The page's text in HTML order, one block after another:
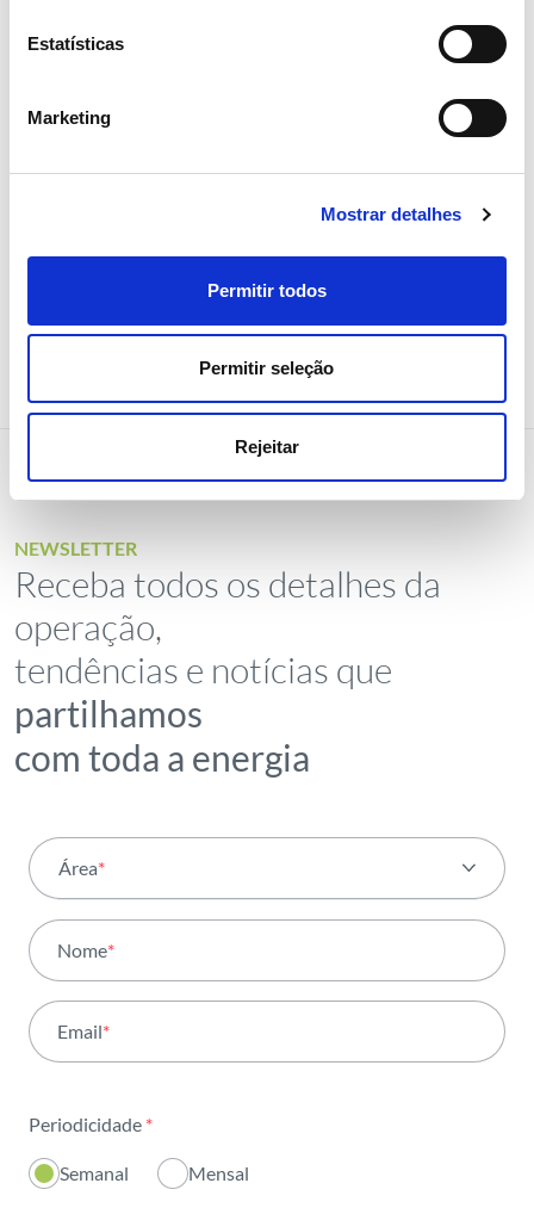
Estatísticas
Marketing
Mostrar detalhes
Permitir todos
Permitir seleção
Rejeitar
Assembleia Geral de Acionistas
com larga maioria
NEWSLETTER
Receba todos os detalhes da
operação,
tendências e notícias que
partilhamos
com toda a energia
Área*
Atividade
Institucional
Inovação
Investidores
Nome*
Email*
Periodicidade *
Semanal Mensal